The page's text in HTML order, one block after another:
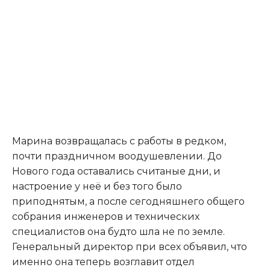
Марина возвращалась с работы в редком,
почти праздничном воодушевлении. До
Нового года оставались считаные дни, и
настроение у неё и без того было
приподнятым, а после сегодняшнего общего
собрания инженеров и технических
специалистов она будто шла не по земле.
Генеральный директор при всех объявил, что
именно она теперь возглавит отдел